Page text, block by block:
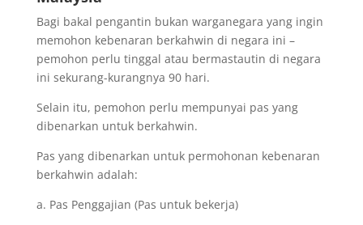
Bagi bakal pengantin bukan warganegara yang ingin
memohon kebenaran berkahwin di negara ini –
pemohon perlu tinggal atau bermastautin di negara
ini sekurang-kurangnya 90 hari.
Selain itu, pemohon perlu mempunyai pas yang
dibenarkan untuk berkahwin.
Pas yang dibenarkan untuk permohonan kebenaran
berkahwin adalah:
a. Pas Penggajian (Pas untuk bekerja)